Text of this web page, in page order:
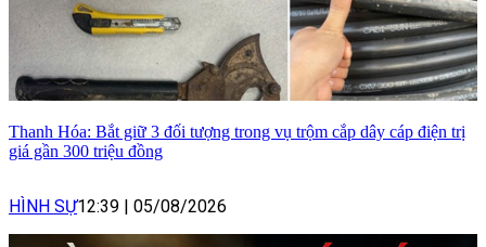
Thanh Hóa: Bắt giữ 3 đối tượng trong vụ trộm cắp dây cáp điện trị
giá gần 300 triệu đồng
HÌNH SỰ12:39 05/08/2026